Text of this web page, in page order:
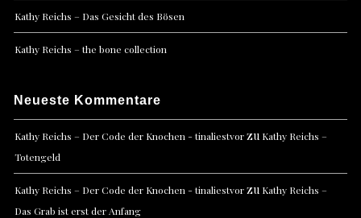
Kathy Reichs – Das Gesicht des Bösen
Kathy Reichs – the bone collection
Neueste Kommentare
Kathy Reichs – Der Code der Knochen - tinaliestvorzu Kathy Reichs –
Totengeld
Kathy Reichs – Der Code der Knochen - tinaliestvorzu Kathy Reichs –
Das Grab ist erst der Anfang